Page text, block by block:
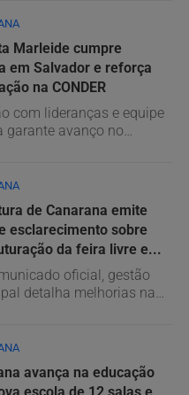
Marleide cumpre
em Salvador e reforça
na CONDER
com lideranças e equipe
garante avanço no
de Canarana emite
esclarecimento sobre
da feira livre e...
oficial, gestão
detalha melhorias na
avança na educação